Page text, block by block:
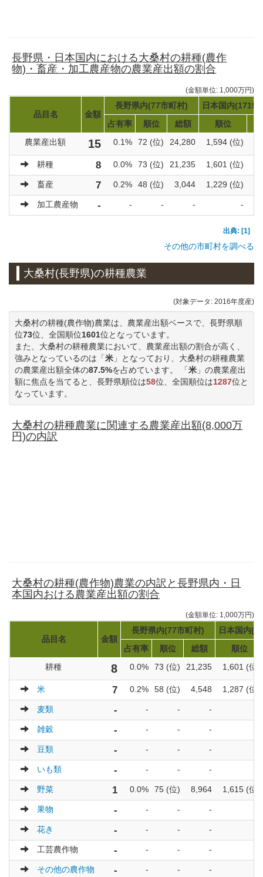
長野県・日本国内における大桑村の耕種(農作
物)・畜産・加工農産物の農業産出額の割合
(金額単位: 1,000万円)
品目名 金額
長野県内(77市町村)
日本国内(1719
占有率
順位 総額 順位
農業産出額
15 0.1% 72 (位) 24,280 1,594 (位)
耕種 8 0.0% 73 (位) 21,235 1,601 (位)
畜産 7 0.2% 48 (位) 3,044 1,229 (位)
加工農産物 - - - - -
出典: [1]
その他の市町村を調べる
大桑村(長野県)の耕種農業
(対象データ: 2016年度産)
大桑村の耕種(農作物)農業は、農業産出額ベースで、長野県順
位73位、全国順位1601位となっています。
また、大桑村の耕種農業において、農業産出額の割合が高く、
強みとなっているのは「米 」となっており、大桑村の耕種農業
の農業産出額全体の87.5%を占めています。 「米 」の農業産出
額に焦点を当てると、長野県順位は58位、全国順位は1287位と
なっています。
大桑村の耕種農業に関連する農業産出額(8,000万
円)の内訳
大桑村の耕種(農作物)農業の内訳と長野県内・日
本国内おける農業産出額の割合
(金額単位: 1,000万円)
品目名 金額
長野県内(77市町村)
日本国内
占有率
順位 総額
順位
耕種
8 0.0% 73 (位) 21,235 1,601 (位)
米 7 0.2% 58 (位) 4,548 1,287 (位)
麦類 - - - -
雑穀 - - - -
豆類 - - - -
いも類 - - - -
野菜 1 0.0% 75 (位) 8,964 1,615 (位)
果物 - - - -
花き - - - -
工芸農作物 - - - -
その他の農作物 - - - -